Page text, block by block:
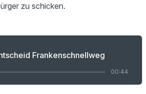
zu schicken.
Frankenschnellweg
00:44